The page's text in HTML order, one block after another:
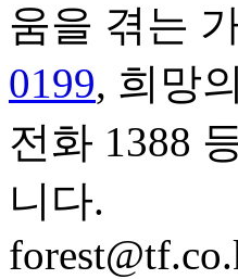
움을 겪는
0199, 희망
전화 1388
니다.